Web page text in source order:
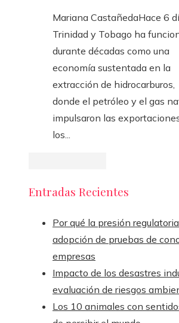
Mariana CastañedaHace 6
Trinidad y Tobago ha
durante décadas como una
economía sustentada en la
extracción de hidrocarburos,
donde el petróleo y el gas
impulsaron las
los...
Entradas Recientes
Por qué la presión
adopción de pruebas de
empresas
Impacto de los desastres
evaluación de riesgos
Los 10 animales con